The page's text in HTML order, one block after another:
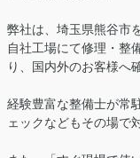
弊社は、埼玉県熊谷市
自社工場にて修理・整
り、国内外のお客様へ
経験豊富な整備士が常
ェックなどもその場で